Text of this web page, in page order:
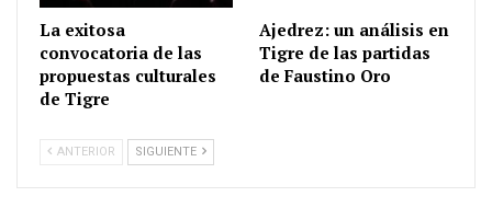
La exitosa
convocatoria de las
propuestas culturales
de Tigre
Ajedrez: un análisis en
Tigre de las partidas
de Faustino Oro
ANTERIOR SIGUIENTE